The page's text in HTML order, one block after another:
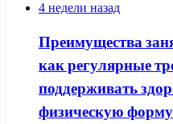
4 недели назад
Преимущества
как регулярные
поддерживать
физическую форму